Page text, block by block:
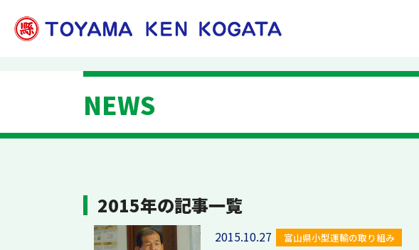
NEWS
2015年の記事一覧
2015.10.27 富山県小型運輸の取り組み